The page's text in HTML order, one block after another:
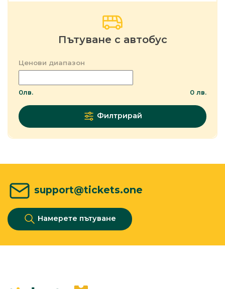
Пътуване с автобус
Ценови диапазон
0лв. 0 лв.
Филтрирай
support@tickets.one
Намерете пътуване